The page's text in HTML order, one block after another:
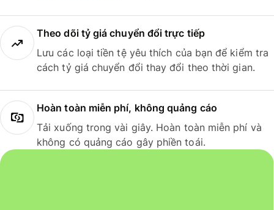
Theo dõi tỷ giá chuyển đổi trực tiếp
Lưu các loại tiền tệ yêu thích của bạn để kiểm tra
cách tỷ giá chuyển đổi thay đổi theo thời gian.
Hoàn toàn miễn phí, không quảng cáo
Tải xuống trong vài giây. Hoàn toàn miễn phí và
không có quảng cáo gây phiền toái.